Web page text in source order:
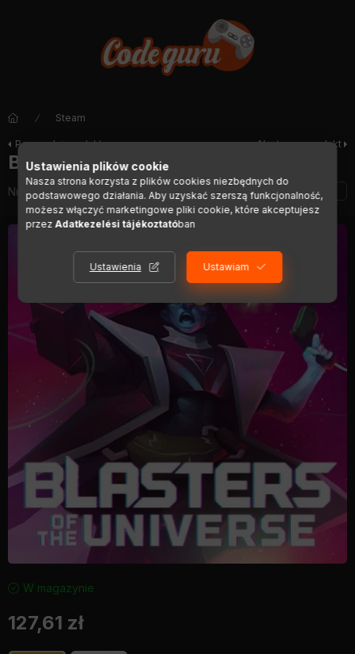
Steam
Poprzedni produkt Następny produkt
Blasters of the Universe
Numer artykułu:DIGI01174
W magazynie
127,61 zł
Ustawienia plików cookie
Nasza strona korzysta z plików cookies niezbędnych do
podstawowego działania. Aby uzyskać szerszą funkcjonalność,
możesz włączyć marketingowe pliki cookie, które akceptujesz
przezAdatkezelési tájékoztatóban
Ustawienia Ustawiam